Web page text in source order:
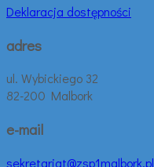
Deklaracja dostępności
adres
ul. Wybickiego 32
82-200 Malbork
e-mail
sekretariat@zsp1malbork.pl